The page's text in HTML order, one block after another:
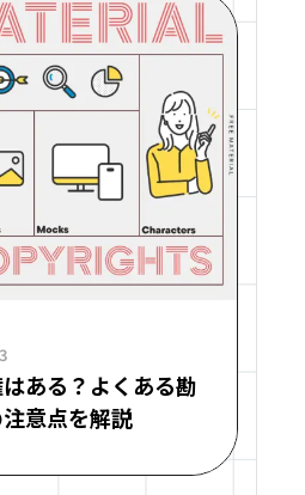
ある？よくある勘
意点を解説